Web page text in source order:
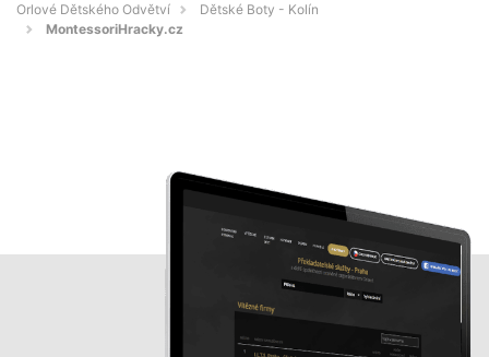
Orlové Dětského Odvětví
Dětské Boty - Kolín
MontessoriHracky.cz